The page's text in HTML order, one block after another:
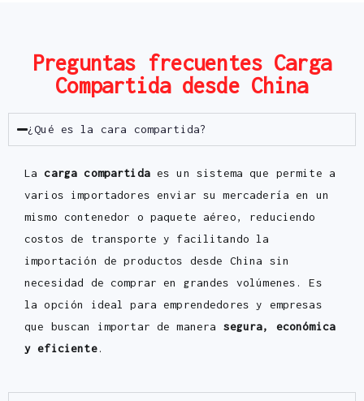
Preguntas frecuentes Carga
Compartida desde China
¿Qué es la cara compartida?
Lacarga compartidaes un sistema que permite a
varios importadores enviar su mercadería en un
mismo contenedor o paquete aéreo, reduciendo
costos de transporte y facilitando la
importación de productos desde China sin
necesidad de comprar en grandes volúmenes. Es
la opción ideal para emprendedores y empresas
que buscan importar de manera segura, económica
y eficiente.